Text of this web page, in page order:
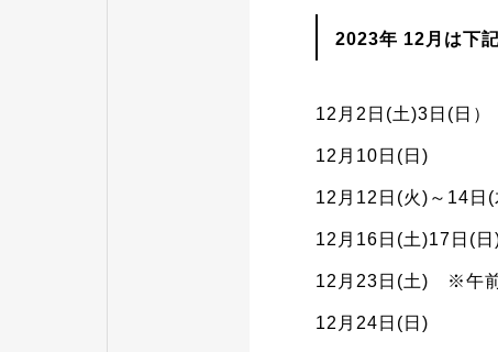
2023年 12月は下
12月2日(土)3日(日）
12月10日(日)
12月12日(火)～14
12月16日(土)17日(日
12月23日(土) ※午
12月24日(日)